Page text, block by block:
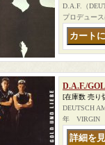
D.A.F.（
プロデュー
D.A.F./
[在庫数 売り
DEUTSCH
年 VIRGIN